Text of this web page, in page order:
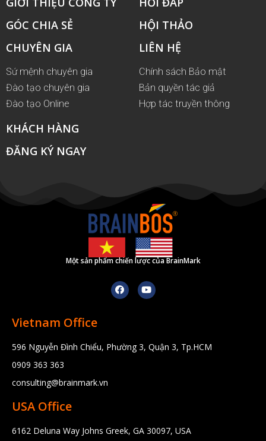
GÓC CHIA SẺ
HỘI THẢO
CHUYÊN GIA
Sứ mệnh chuyên gia
Đào tạo chuyên gia
Đào tạo Online
KHÁCH HÀNG
ĐĂNG KÝ NGAY
LIÊN HỆ
Chính sách Bảo mật
Bản quyền tác giả
Hợp tác truyền thông
Một sản phẩm chiến lược của BrainMark
Vietnam Office
596 Nguyễn Đình Chiểu, Phường 3, Quận 3, Tp.HCM
0909 363 363
consulting@brainmark.vn
USA Office
6162 Deluna Way Johns Greek, GA 30097, USA